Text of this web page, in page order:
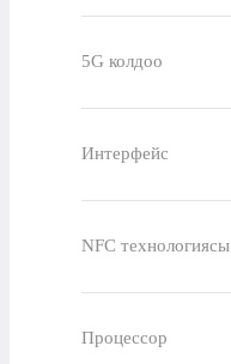
5G колдоо
Интерфейс
NFC технологиясы
Процессор